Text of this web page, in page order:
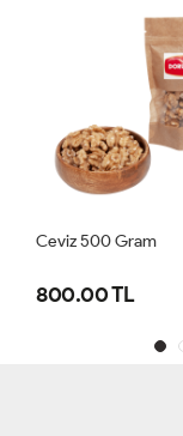
Ceviz 500 Gram
800.00 TL